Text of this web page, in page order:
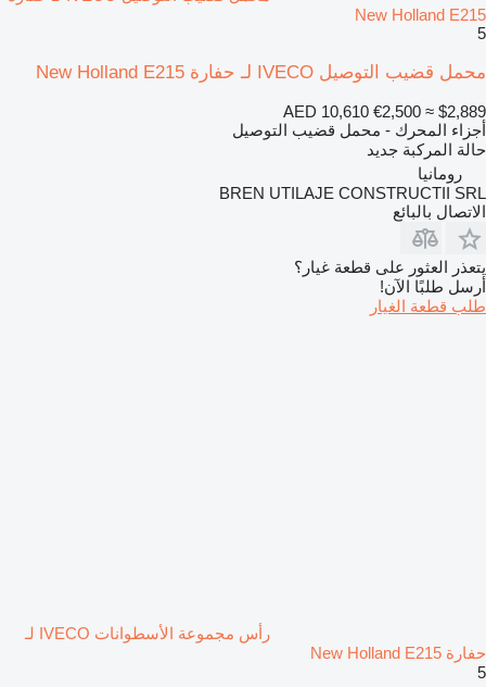
New Holland E215
5
محمل قضيب التوصيل IVECO لـ حفارة New Holland E215
AED 10,610 €2,500 ≈ $2,889
أجزاء المحرك - محمل قضيب التوصيل
حالة المركبة جديد
رومانيا
BREN UTILAJE CONSTRUCTII SRL
الاتصال بالبائع
يتعذر العثور على قطعة غيار؟
أرسل طلبًا الآن!
طلب قطعة الغيار
رأس مجموعة الأسطوانات IVECO لـ
حفارة New Holland E215
5